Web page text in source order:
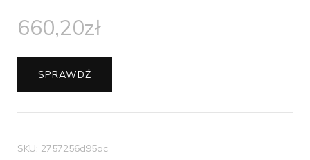
660,20zł
SPRAWDŹ
SKU: 2757256d95ac